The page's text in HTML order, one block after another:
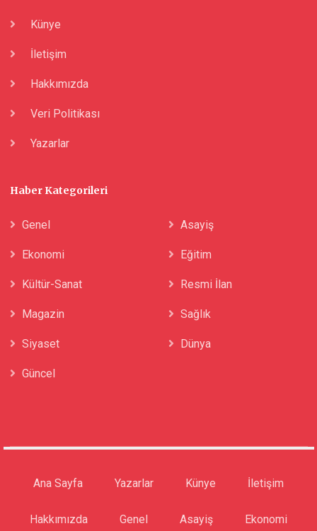
Künye
İletişim
Hakkımızda
Veri Politikası
Yazarlar
Haber Kategorileri
Genel Asayiş
Ekonomi Eğitim
Kültür-Sanat Resmi İlan
Magazin Sağlık
Siyaset Dünya
Güncel
Ana Sayfa Yazarlar Künye İletişim
Hakkımızda Genel Asayiş Ekonomi